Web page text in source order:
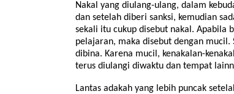
Nakal yang diulang-ulang, dalam
dan setelah diberi sanksi, kemudian
sekali itu cukup disebut nakal. Apabila
pelajaran, maka disebut dengan
dibina. Karena mucil, kenakalan-
terus diulangi diwaktu dan tempat
Lantas adakah yang lebih puncak